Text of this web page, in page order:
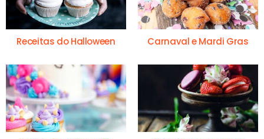
Receitas do Halloween Carnaval e Mardi Gras